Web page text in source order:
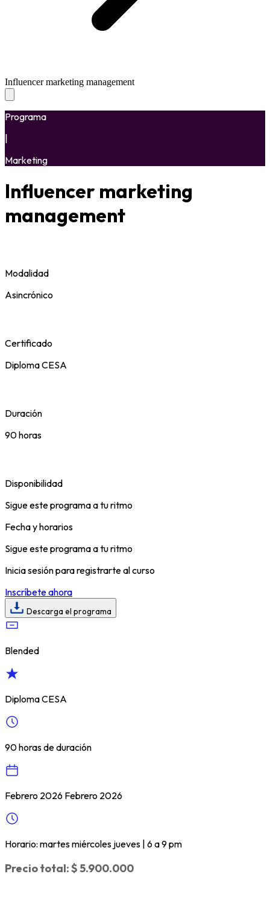
Influencer marketing management
Programa
Marketing
Influencer marketing
management
Modalidad
Asincrónico
Certificado
Diploma CESA
Duración
90 horas
Disponibilidad
Sigue este programa a tu ritmo
Fecha y horarios
Sigue este programa a tu ritmo
Inicia sesión para registrarte al curso
Inscríbete ahora
Descarga el programa
Blended
Diploma CESA
90 horas de duración
Febrero 2026 Febrero 2026
Horario: martes miércoles jueves | 6 a 9 pm
Precio total: $ 5.900.000